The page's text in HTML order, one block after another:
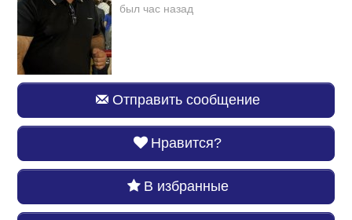
был час назад
Отправить сообщение
Нравится?
В избранные